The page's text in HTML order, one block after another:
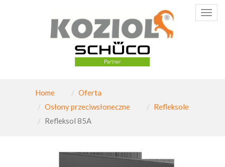
menu
Home
Oferta
Osłony przeciwsłoneczne
Refleksole
Refleksol 85A